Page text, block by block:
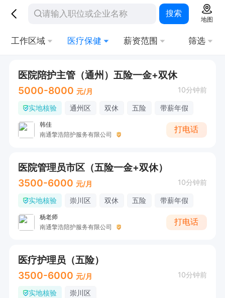
搜索
地图
工作区域 医疗保健 薪资范围 筛选
医院陪护主管（通州）五险一金+双休
5000-8000 元/月 10分钟前
实地核验 通州区 双休 五险 带薪年假
韩佳
南通擎浩陪护服务有限公司
打电话
医院管理员市区（五险一金+双休）
3500-6000 元/月 10分钟前
实地核验 崇川区 双休 五险 带薪年假
杨老师
南通擎浩陪护服务有限公司
打电话
医疗护理员（五险）
3500-6000 元/月 10分钟前
实地核验 崇川区